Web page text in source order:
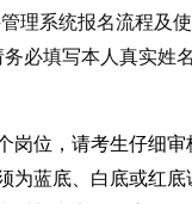
理系统报名流程及
必填写本人真实姓
岗位，请考生仔细审
为蓝底、白底或红